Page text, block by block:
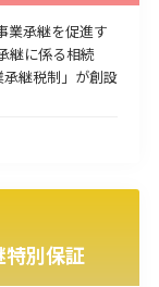
業承継を促進す
継に係る相続
継税制」が創設
別保証